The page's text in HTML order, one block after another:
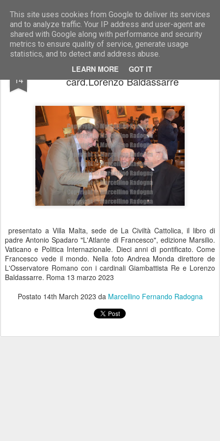
This site uses cookies from Google to deliver its services
and to analyze traffic. Your IP address and user-agent are
shared with Google along with performance and security
metrics to ensure quality of service, generate usage
statistics, and to detect and address abuse.
LEARN MORE GOT IT
Marcellino Radogna - Fotonotizie per la stampa
14
Andrea Monda e card. Giambattista Re e
card.Lorenzo Baldassarre
presentato a Villa Malta, sede de La Civiltà Cattolica, il libro di
padre Antonio Spadaro "L'Atlante di Francesco", edizione Marsilio.
Vaticano e Politica Internazionale. Dieci anni di pontificato. Come
Francesco vede il mondo. Nella foto Andrea Monda direttore de
L'Osservatore Romano con i cardinali Giambattista Re e Lorenzo
Baldassarre. Roma 13 marzo 2023
Postato 14th March 2023 da Marcellino Fernando Radogna